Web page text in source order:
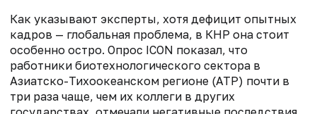
Как указывают эксперты, хотя дефицит опытных
кадров — глобальная проблема, в КНР она стоит
особенно остро. Опрос ICON показал, что
работники биотехнологического сектора в
Азиатско-Тихоокеанском регионе (АТР) почти в
три раза чаще, чем их коллеги в других